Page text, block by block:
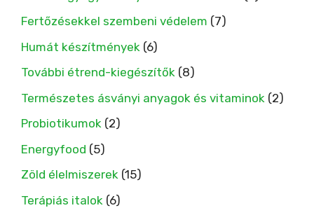
Fertőzésekkel szembeni védelem (7)
Humát készítmények (6)
További étrend-kiegészítők (8)
Természetes ásványi anyagok és vitaminok (2)
Probiotikumok (2)
Energyfood (5)
Zöld élelmiszerek (15)
Terápiás italok (6)